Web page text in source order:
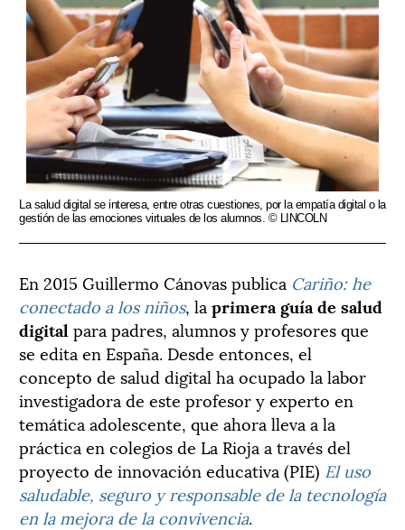
La salud digital se interesa, entre otras cuestiones, por la empatía digital o la
gestión de las emociones virtuales de los alumnos. © LINCOLN
En 2015 Guillermo Cánovas publica Cariño: he
conectado a los niños, la primera guía de salud
digital para padres, alumnos y profesores que
se edita en España. Desde entonces, el
concepto de salud digital ha ocupado la labor
investigadora de este profesor y experto en
temática adolescente, que ahora lleva a la
práctica en colegios de La Rioja a través del
proyecto de innovación educativa (PIE) El uso
saludable, seguro y responsable de la tecnología
en la mejora de la convivencia.